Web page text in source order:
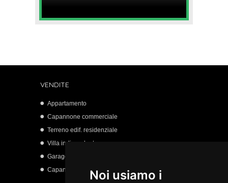
Noi usiamo i
VENDITE
Appartamento
Capannone commerciale
Terreno edif. residenziale
Villa indipendente
Garage
Capannone artigianale